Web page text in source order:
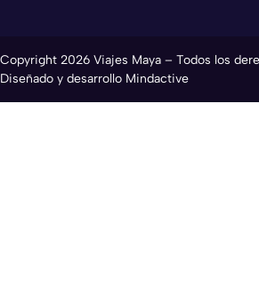
Copyright 2026 Viajes Maya – Todos los
Diseñado y desarrollo Mindactive